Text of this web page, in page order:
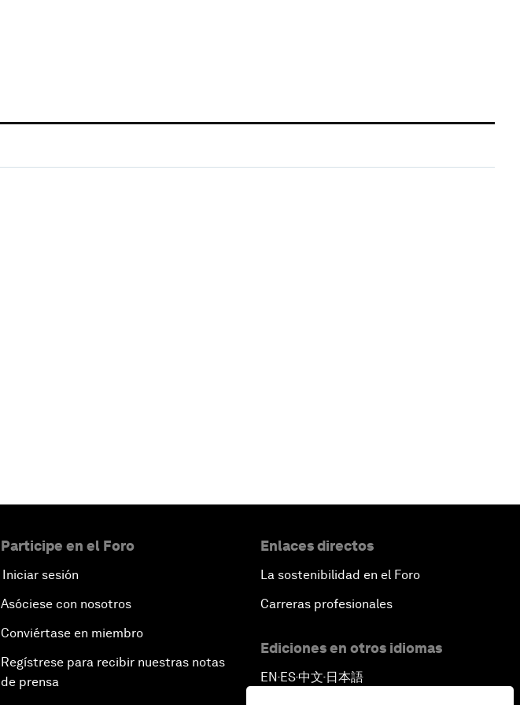
Participe en el Foro
Iniciar sesión
Asóciese con nosotros
Conviértase en miembro
Regístrese para recibir nuestras notas
de prensa
Enlaces directos
La sostenibilidad en el Foro
Carreras profesionales
Ediciones en otros idiomas
EN ▪ES▪中文▪ 日本語